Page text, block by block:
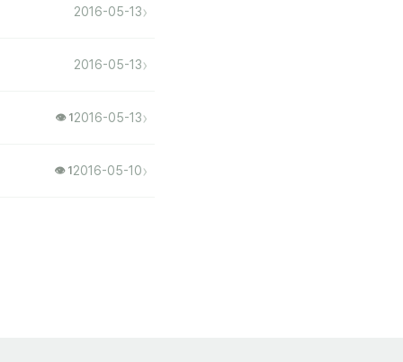
2016-05-13›
2016-05-13›
👁 12016-05-13›
👁 12016-05-10›